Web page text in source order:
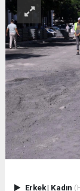
Erkek| Kadın